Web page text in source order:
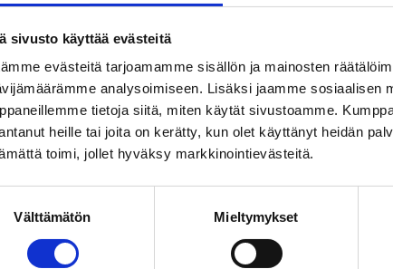
sivusto käyttää evästeitä
evästeitä tarjoamamme sisällön ja mainosten
analysoimiseen. Lisäksi jaamme sosiaalisen
tietoja siitä, miten käytät sivustoamme.
heille tai joita on kerätty, kun olet käyttänyt heidän
toimi, jollet hyväksy markkinointievästeitä.
Välttämätön Mieltymykset